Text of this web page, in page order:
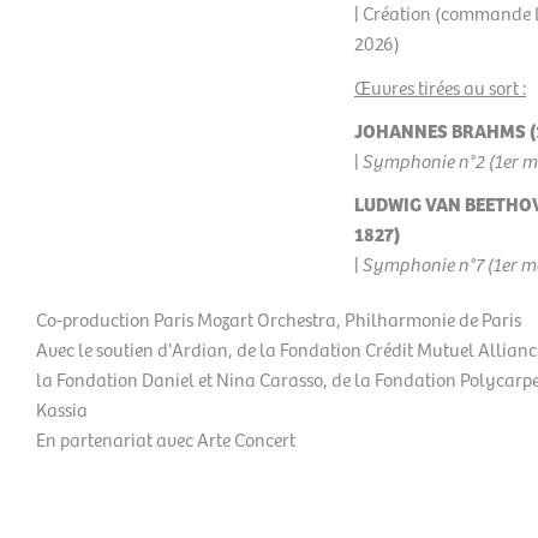
| Création (commande
2026)
Œuvres tirées au sort :
JOHANNES BRAHMS
|Symphonie n°2 (1er
LUDWIG VAN
1827)
|Symphonie n°7 (1er
Co-production Paris Mozart Orchestra, Philharmonie de Paris
Avec le soutien d'Ardian, de la Fondation Crédit Mutuel
la Fondation Daniel et Nina Carasso, de la Fondation
Kassia
En partenariat avec Arte Concert